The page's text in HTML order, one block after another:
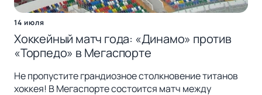
14 июля
Хоккейный матч года: «Динамо» против
«Торпедо» в Мегаспорте
Не пропустите грандиозное столкновение титанов
хоккея! В Мегаспорте состоится матч между